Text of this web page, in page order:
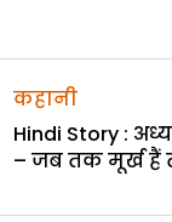
कहानी
Hindi Story :
– जब तक मूर्ख हैं